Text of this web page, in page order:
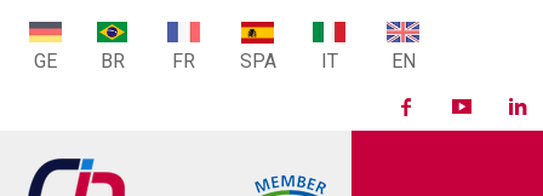
GE BR FR SPA IT EN